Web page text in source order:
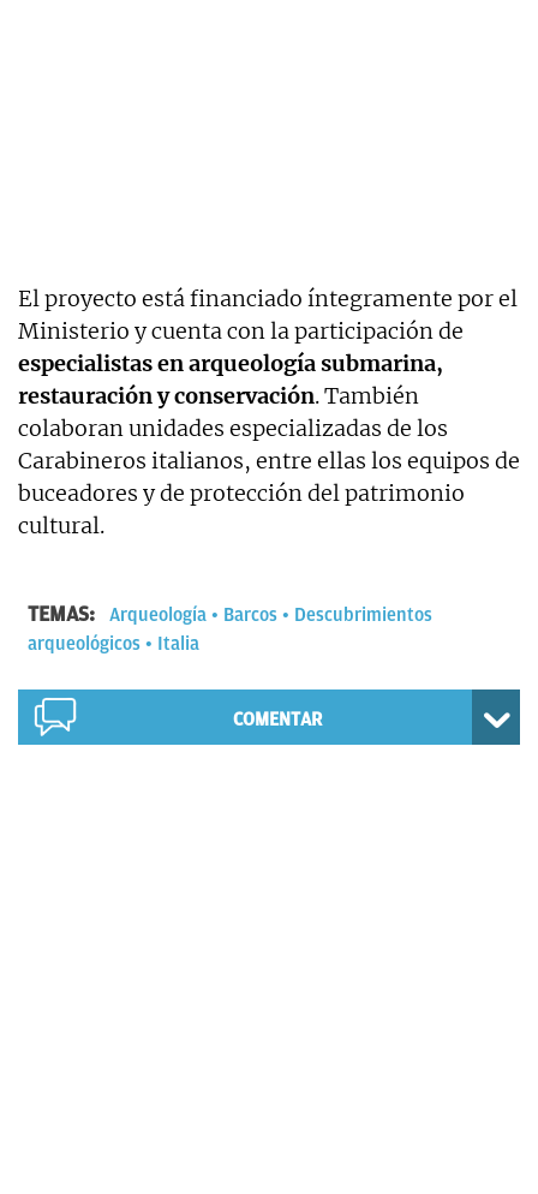
El proyecto está financiado íntegramente por el
Ministerio y cuenta con la participación de
especialistas en arqueología submarina,
restauración y conservación. También
colaboran unidades especializadas de los
Carabineros italianos, entre ellas los equipos de
buceadores y de protección del patrimonio
cultural.
TEMAS: Arqueología Barcos
Descubrimientos
arqueológicos
Italia
COMENTAR